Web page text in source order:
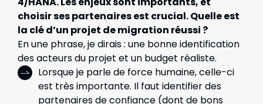
choisir ses partenaires est crucial. Quelle est
la clé d’un projet de migration réussi ?
En une phrase, je dirais : une bonne identification
des acteurs du projet et un budget réaliste.
Lorsque je parle de force humaine, celle-ci
est très importante. Il faut identifier des
partenaires de confiance (dont de bons